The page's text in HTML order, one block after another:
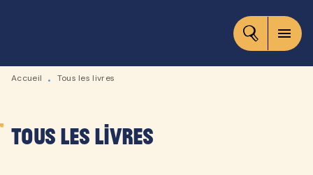
CONTENU
menu
Accueil • Tous les livres
Tous les livres